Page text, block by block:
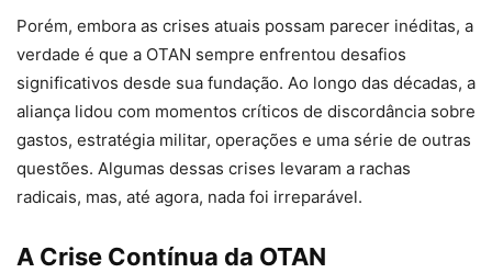
Porém, embora as crises atuais possam parecer inéditas, a
verdade é que a OTAN sempre enfrentou desafios
significativos desde sua fundação. Ao longo das décadas, a
aliança lidou com momentos críticos de discordância sobre
gastos, estratégia militar, operações e uma série de outras
questões. Algumas dessas crises levaram a rachas
radicais, mas, até agora, nada foi irreparável.
A Crise Contínua da OTAN